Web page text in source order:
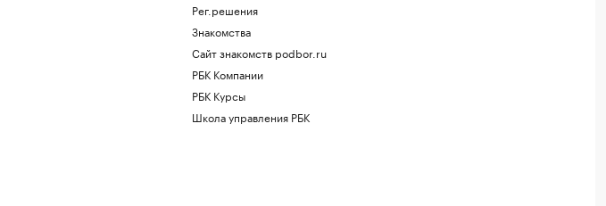
Рег.решения
Знакомства
Сайт знакомств podbor.ru
РБК Компании
РБК Курсы
Школа управления РБК